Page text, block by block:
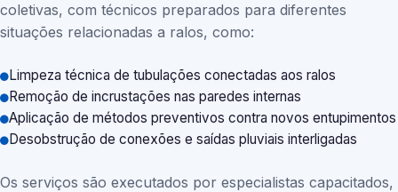
coletivas, com técnicos preparados para diferentes
situações relacionadas a ralos, como:
Limpeza técnica de tubulações conectadas aos ralos
Remoção de incrustações nas paredes internas
Aplicação de métodos preventivos contra novos entupimentos
Desobstrução de conexões e saídas pluviais interligadas
Os serviços são executados por especialistas capacitados,